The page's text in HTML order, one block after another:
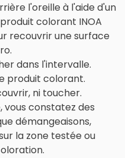
l'oreille à l'aide d'un
colorant INOA
recouvrir une surface
dans l'intervalle.
produit colorant.
ni toucher.
vous constatez des
démangeaisons,
la zone testée ou